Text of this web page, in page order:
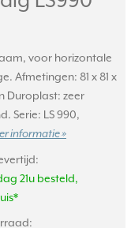
voor horizontale
Afmetingen: 81 x 81 x
Duroplast: zeer
Serie: LS 990,
informatie »
21u besteld,